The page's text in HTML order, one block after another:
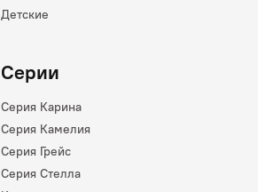
Детские
Серии
Серия Карина
Серия Камелия
Серия Грейс
Серия Стелла